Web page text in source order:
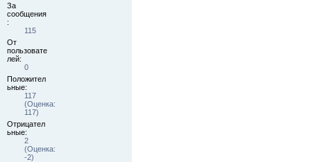
За
сообщения
:
115
От
пользовате
лей:
0
Положител
ьные:
117
(Оценка:
117)
Отрицател
ьные:
2
(Оценка:
-2)